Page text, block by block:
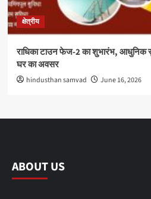
क्षेत्रीय
राधिका टाउन फेज-2 का शुभारंभ, आधुनिक
घर का अवसर
hindusthan samvad June 16, 2026
ABOUT US